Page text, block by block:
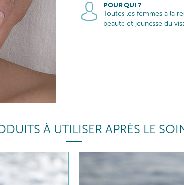
POUR QUI ?
Toutes les femmes à la
beauté et jeunesse du
À UTILISER APRÈS LE